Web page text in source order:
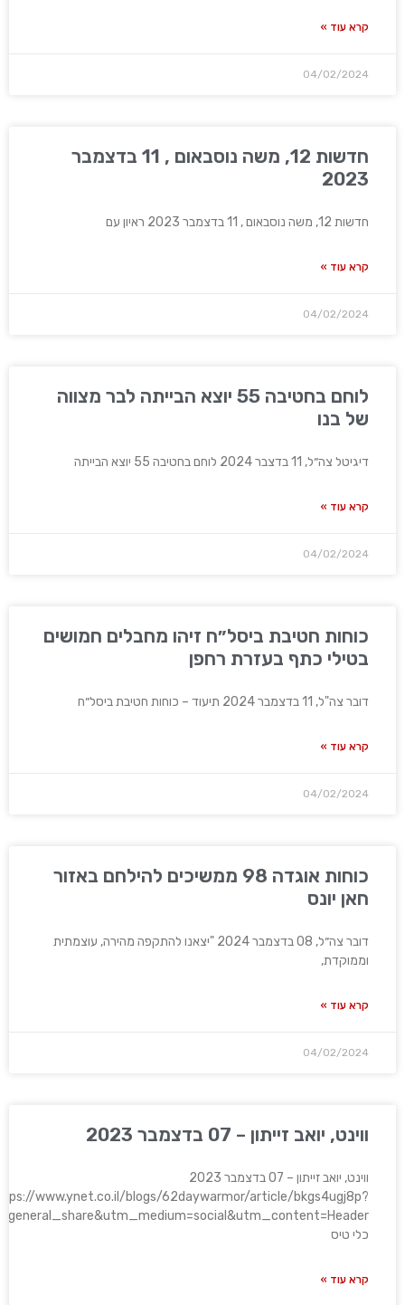
קרא עוד »
04/02/2024
חדשות 12, משה נוסבאום , 11 בדצמבר
2023
חדשות 12, משה נוסבאום , 11 בדצמבר 2023 ראיון עם
קרא עוד »
04/02/2024
לוחם בחטיבה 55 יוצא הבייתה לבר מצווה
של בנו
דיגיטל צה״ל, 11 בדצבר 2024 לוחם בחטיבה 55 יוצא הבייתה
קרא עוד »
04/02/2024
כוחות חטיבת ביסל״ח זיהו מחבלים חמושים
בטילי כתף בעזרת רחפן
דובר צה"ל, 11 בדצמבר 2024 תיעוד – כוחות חטיבת ביסל״ח
קרא עוד »
04/02/2024
כוחות אוגדה 98 ממשיכים להילחם באזור
חאן יונס
דובר צה״ל, 08 בדצמבר 2024 "יצאנו להתקפה מהירה, עוצמתית
וממוקדת,
קרא עוד »
04/02/2024
ווינט, יואב זייתון – 07 בדצמבר 2023
ווינט, יואב זייתון – 07 בדצמבר 2023
www.ynet.co.il/blogs/62daywarmor/article/bkgs4ugj8p?
כלי טיס
קרא עוד »